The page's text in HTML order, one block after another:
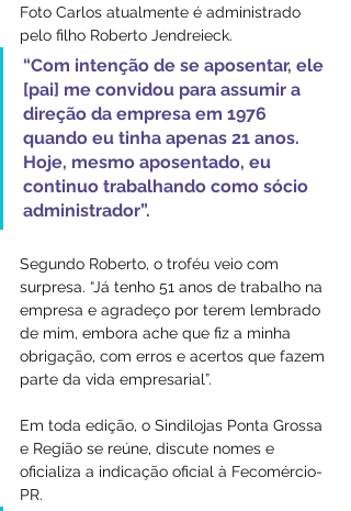
Foto Carlos atualmente é administrado
pelo filho Roberto Jendreieck.
“Com intenção de se aposentar, ele
[pai] me convidou para assumir a
direção da empresa em 1976
quando eu tinha apenas 21 anos.
Hoje, mesmo aposentado, eu
continuo trabalhando como sócio
administrador”.
Segundo Roberto, o troféu veio com
surpresa. “Já tenho 51 anos de trabalho na
empresa e agradeço por terem lembrado
de mim, embora ache que fiz a minha
obrigação, com erros e acertos que fazem
parte da vida empresarial”.
Em toda edição, o Sindilojas Ponta Grossa
e Região se reúne, discute nomes e
oficializa a indicação oficial à Fecomércio-
PR.